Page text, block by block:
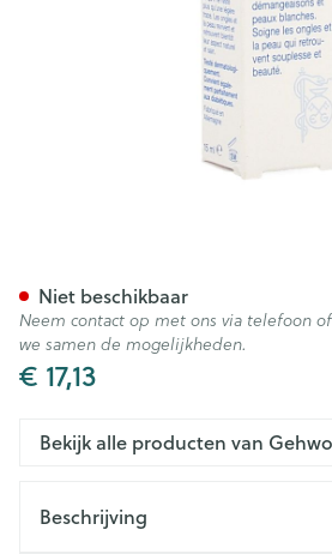
€ 17,13
Niet beschikbaar
Neem contact op met ons via telefoon
we samen de mogelijkheden.
Bekijk alle producten van
Beschrijving